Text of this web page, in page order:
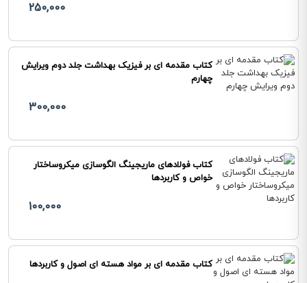
250,000
کتاب مقدمه ای بر فیزیک بهداشت جلد دوم ویرایش
چهارم
300,000
کتاب فولادهای ماریجینگ الگوسازی میکروساختار
خواص و کاربردها
100,000
کتاب مقدمه ای بر مواد هسته ای اصول و کاربردها